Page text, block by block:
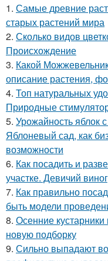
1. Самые древние
старых растений мира
2. Сколько видов
Происхождение
3. Какой
описание растения,
4. Топ натуральных
Природные
5. Урожайность яблок
Яблоневый сад, как
возможности
6. Как посадить и
участке. Девичий
7. Как правильно
быть модели
8. Осенние
новую подборку
9. Сильно выпадают